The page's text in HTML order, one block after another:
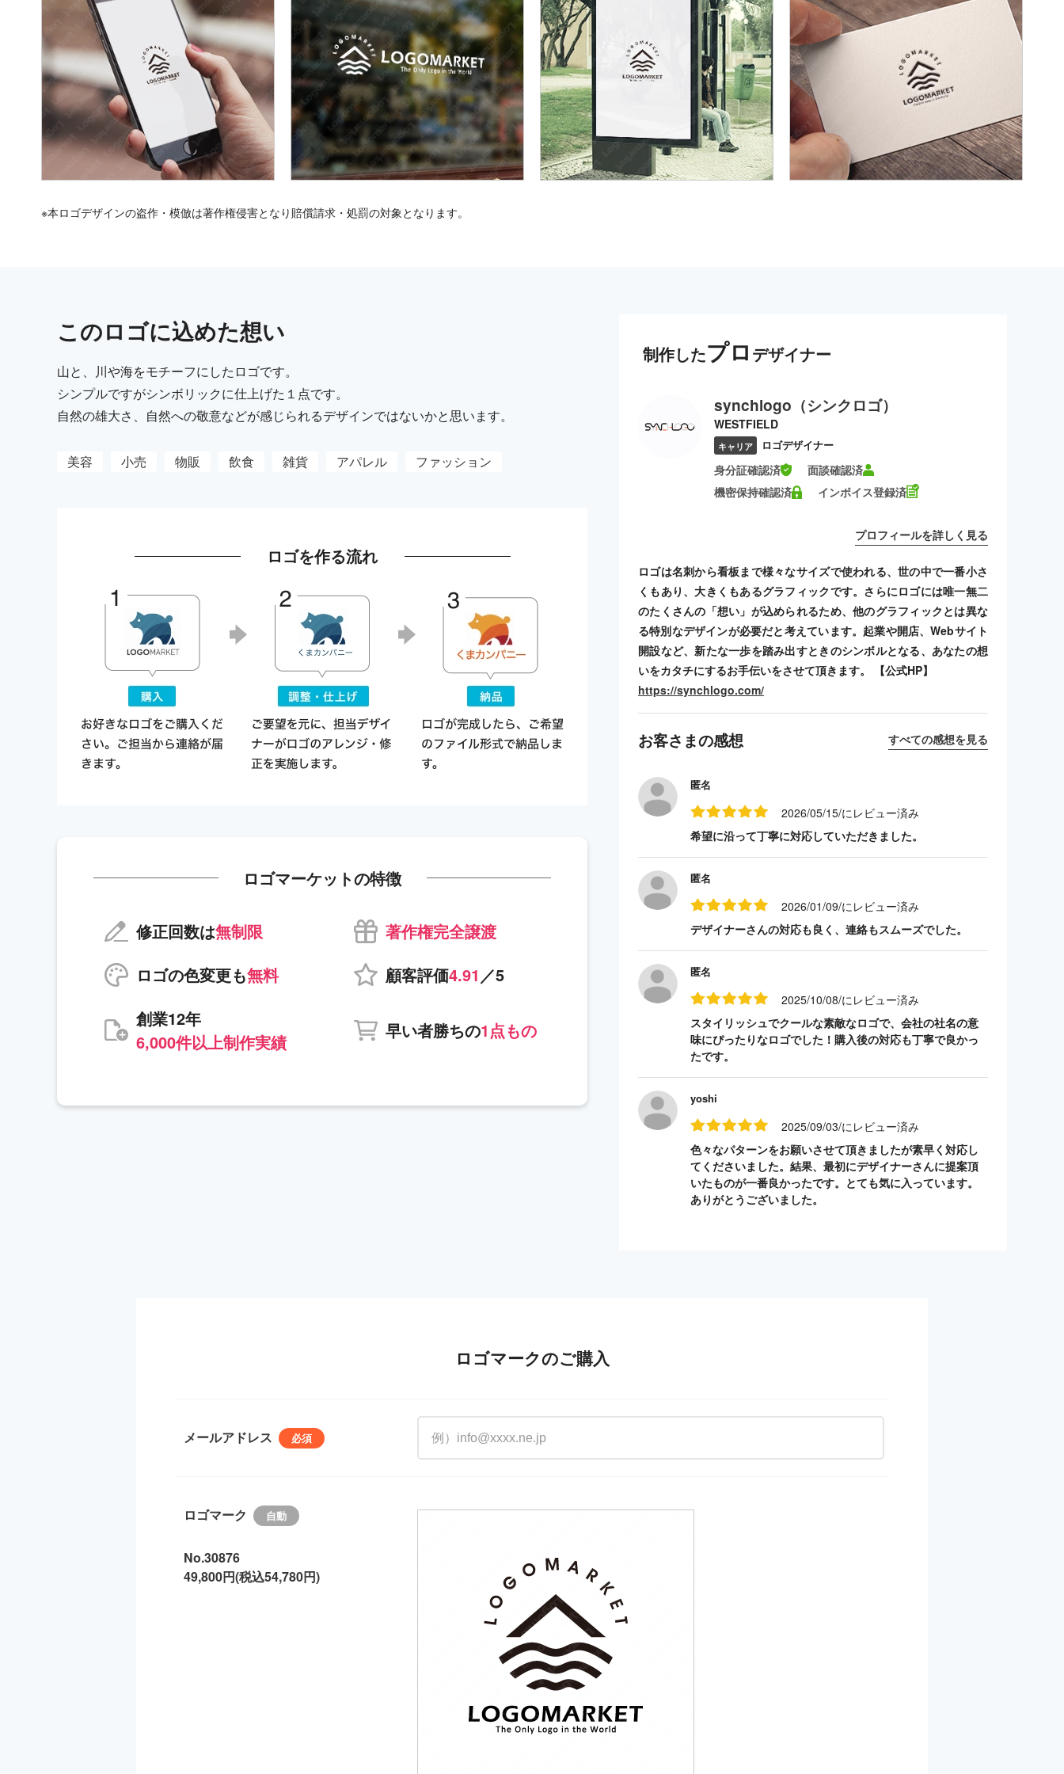
※本ロゴデザインの盗作・模倣は著作権侵害となり賠償請求・処罰の対象となります。
このロゴに込めた想い
山と、川や海をモチーフにしたロゴです。
シンプルですがシンボリックに仕上げた１点です。
自然の雄大さ、自然への敬意などが感じられるデザインではないかと思います。
美容 小売 物販 飲食 雑貨 アパレル ファッション
ロゴを作る流れ
ロゴマーケットの特徴
修正回数は無制限
著作権完全譲渡
ロゴの色変更も無料 顧客評価4.91 ／5
創業12年
6,000件以上制作実績
早い者勝ちの1点もの
制作したプロ デザイナー
synchlogo（シンクロゴ）
WESTFIELD
キャリア ロゴデザイナー
身分証確認済
面談確認済
機密保持確認済
インボイス登録済
プロフィールを詳しく見る
ロゴは名刺から看板まで様々なサイズで使われる、世の中で一番小さ
くもあり、大きくもあるグラフィックです。さらにロゴには唯一無二
のたくさんの「想い」が込められるため、他のグラフィックとは異な
る特別なデザインが必要だと考えています。起業や開店、Webサイト
開設など、新たな一歩を踏み出すときのシンボルとなる、あなたの想
いをカタチにするお手伝いをさせて頂きます。 【公式HP】
https://synchlogo.com/
お客さまの感想 すべての感想を見る
匿名
2026/05/15/にレビュー済み
希望に沿って丁寧に対応していただきました。
匿名
2026/01/09/にレビュー済み
デザイナーさんの対応も良く、連絡もスムーズでした。
匿名
2025/10/08/にレビュー済み
スタイリッシュでクールな素敵なロゴで、会社の社名の意
味にぴったりなロゴでした！購入後の対応も丁寧で良かっ
たです。
yoshi
2025/09/03/にレビュー済み
色々なパターンをお願いさせて頂きましたが素早く対応し
てくださいました。結果、最初にデザイナーさんに提案頂
いたものが一番良かったです。とても気に入っています。
ありがとうございました。
ロゴマークのご購入
メールアドレス
ロゴマーク
No.30876
49,800円(税込54,780円)